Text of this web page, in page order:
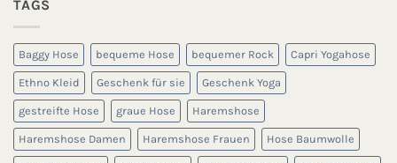
TAGS
Baggy Hose bequeme Hose bequemer Rock Capri Yogahose
Ethno Kleid Geschenk für sie Geschenk Yoga
gestreifte Hose graue Hose Haremshose
Haremshose Damen Haremshose Frauen Hose Baumwolle